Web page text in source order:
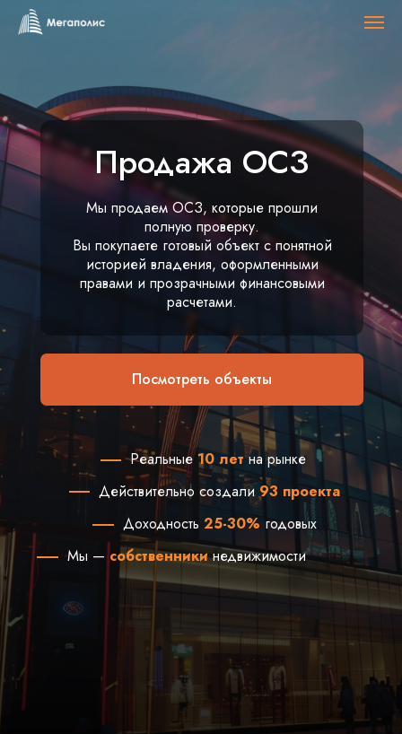
Продажа ОСЗ
Мы продаем ОСЗ, которые прошли
полную проверку.
Вы покупаете готовый объект с понятной
историей владения, оформленными
правами и прозрачными финансовыми
расчетами.
Посмотреть объекты
Реальные10 летна рынке
Действительно создали93 проекта
Мы — собственникинедвижимости
Доходность 25-30% годовых